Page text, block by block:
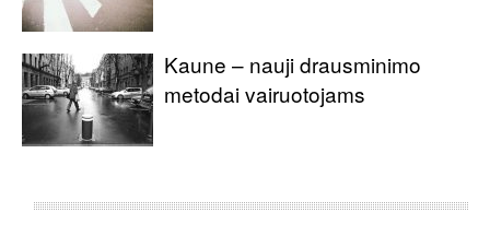
Kaune – nauji drausminimo
metodai vairuotojams